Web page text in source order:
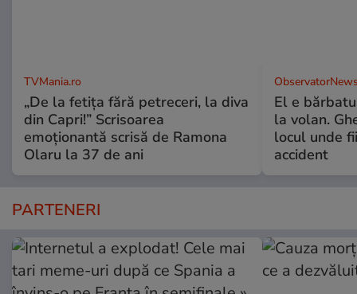
TVMania.ro
„De la fetița fără petreceri, la diva
din Capri!” Scrisoarea
emoționantă scrisă de Ramona
Olaru la 37 de ani
El e
la volan.
locul unde
accident
PARTENERI